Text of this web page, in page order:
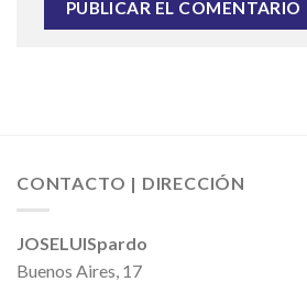
CONTACTO | DIRECCIÓN
JOSELUISpardo
Buenos Aires, 17